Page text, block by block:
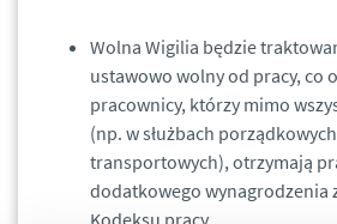
Wolna Wigilia będzie
ustawowo wolny od pracy, co
pracownicy, którzy mimo
(np. w służbach
transportowych), otrzymają
dodatkowego wynagrodzenia